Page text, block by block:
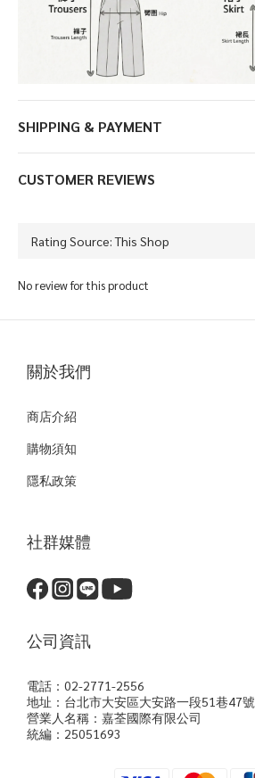
SHIPPING & PAYMENT
CUSTOMER REVIEWS
No review for this product
關於我們
商店介紹
購物須知
隱私政策
社群媒體
公司資訊
電話：02-2771-2556
地址：台北市大安區大安路一段51巷47號
營業人名稱：嘉荃國際有限公司
統編：25051693